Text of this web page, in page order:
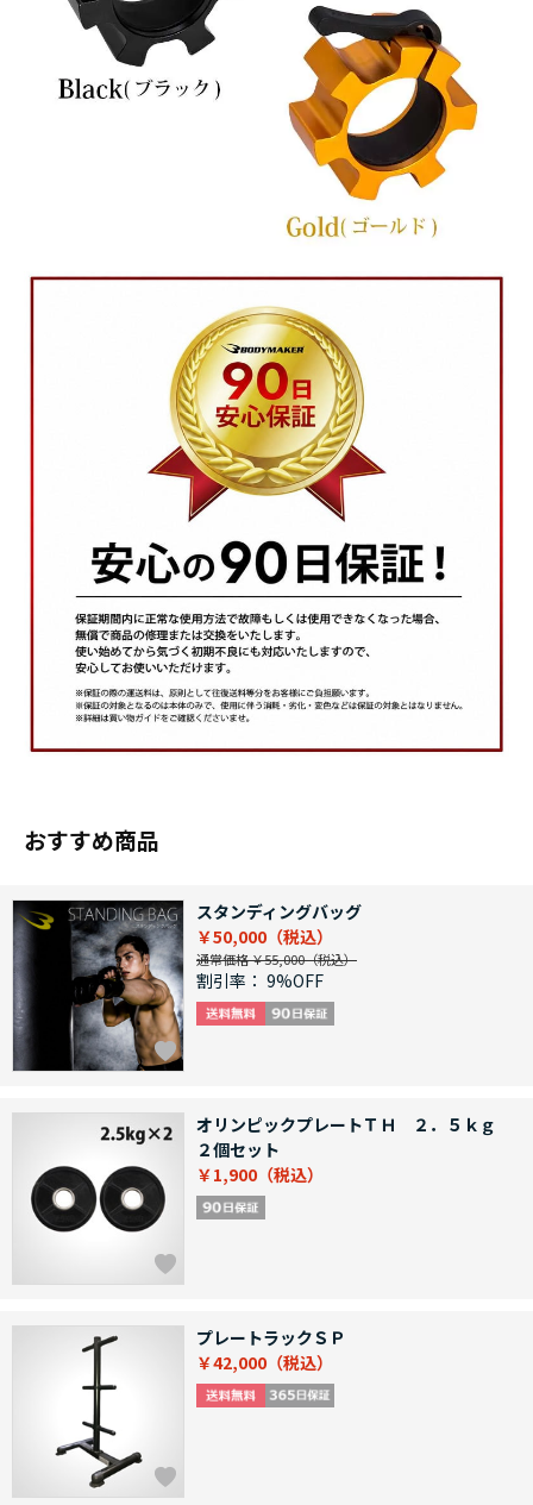
おすすめ商品
スタンディングバッグ
￥50,000
通常価格 ￥55,000
割引率： 9%OFF
オリンピックプレートＴＨ ２．５ｋｇ
２個セット
￥1,900
プレートラックＳＰ
￥42,000